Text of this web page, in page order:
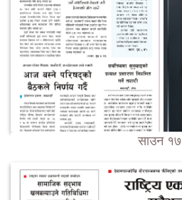
साउन १७